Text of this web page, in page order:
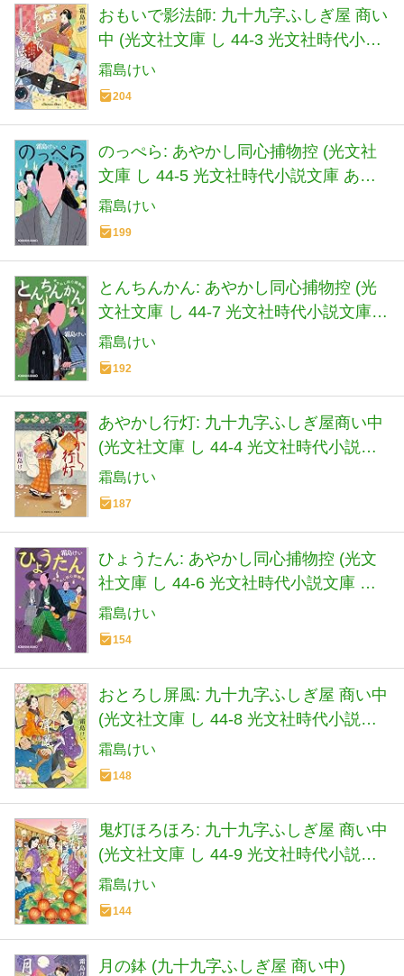
おもいで影法師: 九十九字ふしぎ屋 商い
中 (光文社文庫 し 44-3 光文社時代小説
文庫)
霜島けい
204
のっぺら: あやかし同心捕物控 (光文社
文庫 し 44-5 光文社時代小説文庫 あや
かし同心捕物控)
霜島けい
199
とんちんかん: あやかし同心捕物控 (光
文社文庫 し 44-7 光文社時代小説文庫
あやかし同心捕物控)
霜島けい
192
あやかし行灯: 九十九字ふしぎ屋商い中
(光文社文庫 し 44-4 光文社時代小説文
庫)
霜島けい
187
ひょうたん: あやかし同心捕物控 (光文
社文庫 し 44-6 光文社時代小説文庫 あ
やかし同心捕物控)
霜島けい
154
おとろし屏風: 九十九字ふしぎ屋 商い中
(光文社文庫 し 44-8 光文社時代小説文
庫)
霜島けい
148
鬼灯ほろほろ: 九十九字ふしぎ屋 商い中
(光文社文庫 し 44-9 光文社時代小説文
庫)
霜島けい
144
月の鉢 (九十九字ふしぎ屋 商い中)